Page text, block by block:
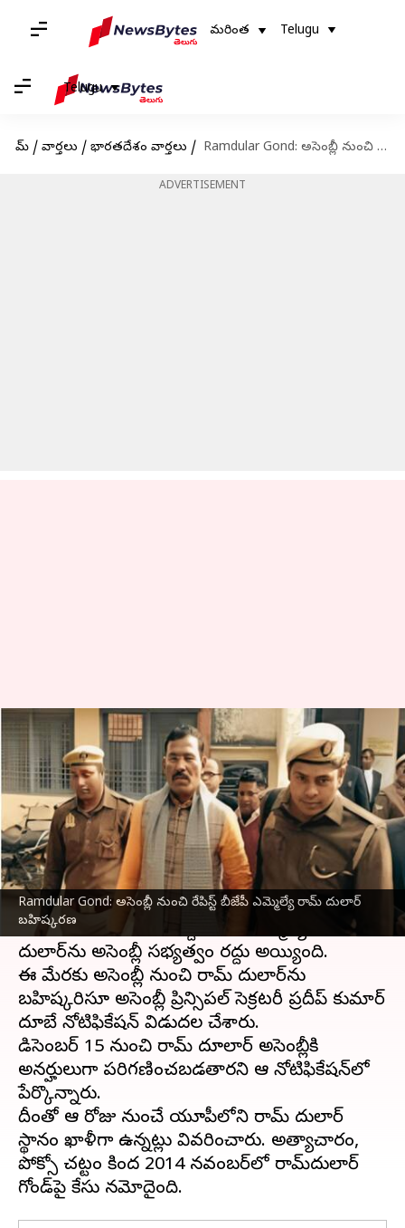
మరింత Telugu
Telugu
హోమ్ / వార్తలు / భారతదేశం వార్తలు / Ramdular Gond: అసెంబ్లీ నుంచి రేపిస్ట్ బీజేపీ ఎమ్మెల్యే రామ్ దులార్‌ బహిష్కరణ
ADVERTISEMENT
Ramdular Gond: అసెంబ్లీ నుంచి రేపిస్ట్ బీజేపీ ఎమ్మెల్యే రామ్ దులార్‌
బహిష్కరణ
Ramdular Gond: అసెంబ్లీ నుంచి
రేపిస్ట్ బీజేపీ ఎమ్మెల్యే రామ్ దులార్‌
బహిష్కరణ
వ్రాసిన వారు Stalin Dec 23, 2023 05:43 pm
ఈ వార్తాకథనం ఏంటి
ఉత్తర్‌ప్రదేశ్‌లోని సోన్‌భద్రలో మైనర్‌పైఅత్యాచారం
కేసులో దోషిగా తేలిన దుద్దిబీజేపీఎమ్మెల్యే రామ్
దులార్‌ను అసెంబ్లీ సభ్యత్వం రద్దు అయ్యింది.
ఈ మేరకు అసెంబ్లీ నుంచి రామ్ దులార్‌ను
బహిష్కరిస్తూ అసెంబ్లీ ప్రిన్సిపల్ సెక్రటరీ ప్రదీప్ కుమార్
దూబే నోటిఫికేషన్ విడుదల చేశారు.
డిసెంబర్ 15 నుంచి రామ్ దూలార్ అసెంబ్లీకి
అనర్హులుగా పరిగణించబడతారని ఆ నోటిఫికేషన్‌లో
పేర్కొన్నారు.
దీంతో ఆ రోజు నుంచే యూపీలోని రామ్ దులార్
స్థానం ఖాళీగా ఉన్నట్లు వివరించారు. అత్యాచారం,
పోక్సో చట్టం కింద 2014 నవంబర్‌లో రామ్‌దులార్